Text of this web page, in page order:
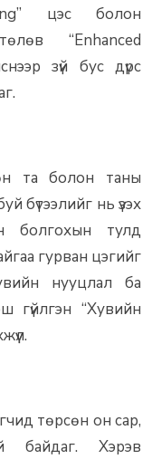
цэс болон
“Enhanced
зүй бус дүрс
та болон таны
бүтээлийг нь үзэх
болгохын тулд
гурван цэгийг
нууцлал ба
гүйлгэн “Хувийн
төрсөн он сар,
байдаг. Хэрэв